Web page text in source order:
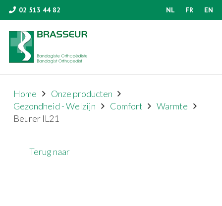
02 513 44 82 NL FR EN
Home
Onze producten
Gezondheid - Welzijn
Comfort
Warmte
Beurer IL21
Terug naar